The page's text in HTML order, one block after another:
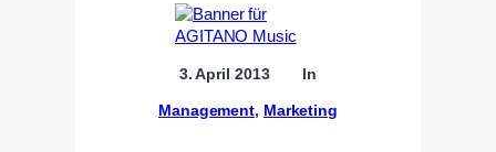
3. April 2013 In
Management, Marketing